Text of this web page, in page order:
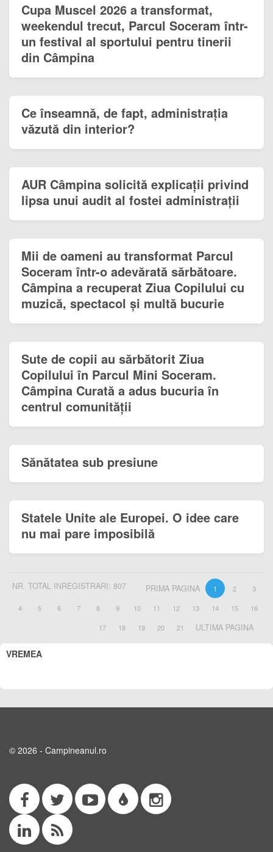
Cupa Muscel 2026 a transformat,
weekendul trecut, Parcul Soceram într-
un festival al sportului pentru tinerii
din Câmpina
Ce înseamnă, de fapt, administrația
văzută din interior?
AUR Câmpina solicită explicații privind
lipsa unui audit al fostei administrații
Mii de oameni au transformat Parcul
Soceram într-o adevărată sărbătoare.
Câmpina a recuperat Ziua Copilului cu
muzică, spectacol și multă bucurie
Sute de copii au sărbătorit Ziua
Copilului în Parcul Mini Soceram.
Câmpina Curată a adus bucuria în
centrul comunității
Sănătatea sub presiune
Statele Unite ale Europei. O idee care
nu mai pare imposibilă
NR. TOTAL INREGISTRARI: 807 PRIMA PAGINA 1 2
3
4
5 6 7 8 9 10 11 12 13 14 15
16
17
18 19 20 21 ULTIMA PAGINA
VREMEA
© 2026 - Campineanul.ro